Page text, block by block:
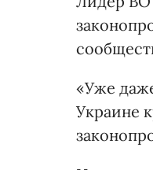
«Уже
Украине